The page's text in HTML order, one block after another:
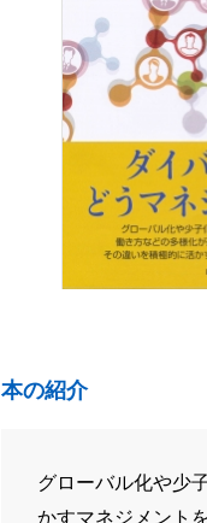
本の紹介
グローバル化や少
かすマネジメント